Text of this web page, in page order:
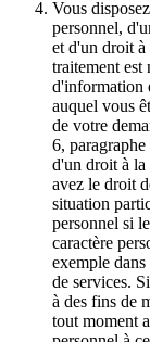
Vous
personnel,
et d'un droit
traitement est
d'information
auquel vous
de votre
6,
d'un droit à la
avez le droit
situation
personnel si
caractère
exemple
de services.
à des fins de
tout moment